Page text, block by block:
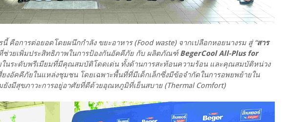
นี้ คือการต่อยอดโดยผนึกกำลัง ขยะอาหาร (Food waste) จากเปลือกหอยนางรม สู่ “สาร
ช่วยเพิ่มประสิทธิภาพในการป้องกันอัคคีภัย กับ ผลิตภัณฑ์ BegerCool All-Plus for
นระดับพรีเมียมที่มีคุณสมบัติโดดเด่น ทั้งด้านการสะท้อนความร้อน และคุณสมบัติหน่วง
ยงอัคคีภัยในแหล่งชุมชน โดยเฉพาะพื้นที่ที่มีเด็กเล็กซึ่งมีข้อจำกัดในการอพยพย้ายใน
ยังมีสุขภาวะการอยู่อาศัยที่ดีด้วยอุณหภูมิที่เย็นสบาย (Thermal Comfort)